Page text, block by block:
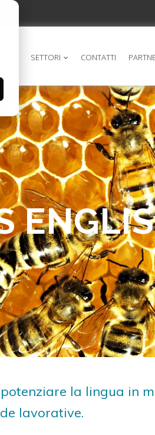
SETTORI CONTATTI
la lingua in
lavorative.